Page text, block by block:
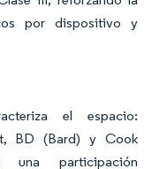
por dispositivo y
el espacio:
BD (Bard) y Cook
una participación